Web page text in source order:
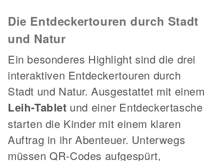
Die Entdeckertouren durch Stadt
und Natur
Ein besonderes Highlight sind die drei
interaktiven Entdeckertouren durch
Stadt und Natur. Ausgestattet mit einem
Leih-Tablet und einer Entdeckertasche
starten die Kinder mit einem klaren
Auftrag in ihr Abenteuer. Unterwegs
müssen QR-Codes aufgespürt,